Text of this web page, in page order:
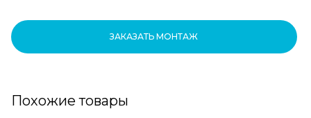
ЗАКАЗАТЬ МОНТАЖ
Похожие товары